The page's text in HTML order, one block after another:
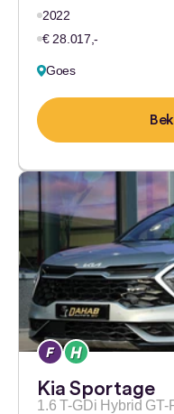
2022
€ 28.017,-
Goes
Kia Sportage
1.6 T-GDi Hybrid